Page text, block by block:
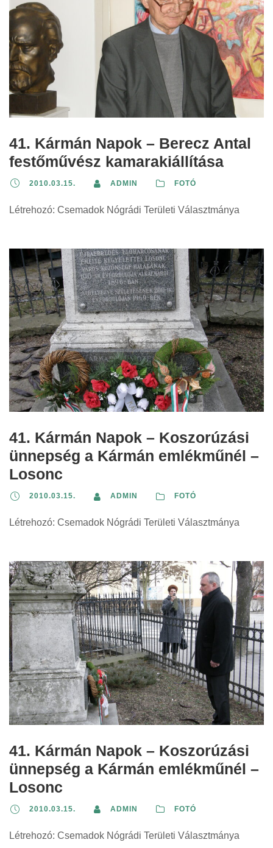
41. Kármán Napok – Berecz Antal
festőművész kamarakiállítása
2010.03.15. ADMIN FOTÓ
Létrehozó: Csemadok Nógrádi Területi Választmánya
41. Kármán Napok – Koszorúzási
ünnepség a Kármán emlékműnél –
Losonc
2010.03.15. ADMIN FOTÓ
Létrehozó: Csemadok Nógrádi Területi Választmánya
41. Kármán Napok – Koszorúzási
ünnepség a Kármán emlékműnél –
Losonc
2010.03.15. ADMIN FOTÓ
Létrehozó: Csemadok Nógrádi Területi Választmánya